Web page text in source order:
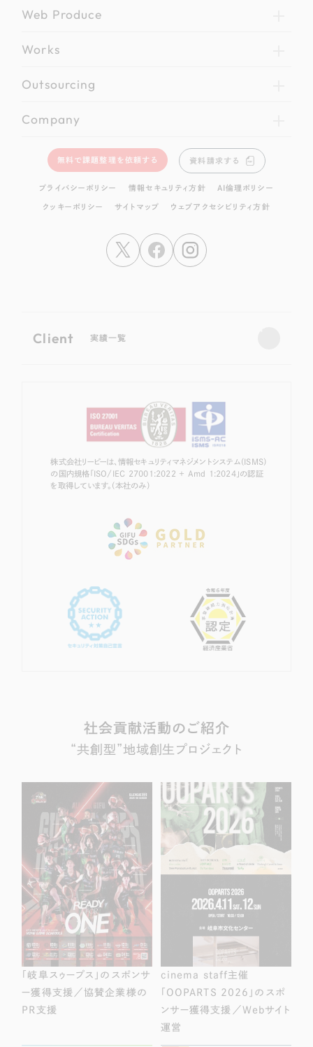
Web Produce
Works
Outsourcing
Company
無料で課題整理を依頼する 資料請求する
プライバシーポリシー 情報セキュリティ方針 AI倫理ポリシー
クッキーポリシー サイトマップ ウェブアクセシビリティ方針
Client 実績一覧
株式会社リーピーは、情報セキュリティマネジメントシステム（ISMS）
の国内規格「ISO/IEC 27001:2022 + Amd 1:2024」の認証
を取得しています。（本社のみ）
社会貢献活動のご紹介
“共創型”地域創生プロジェクト
「岐阜スゥープス」のスポンサ
ー獲得支援／協賛企業様の
PR支援
cinema staff主催
「OOPARTS 2026」のスポ
ンサー獲得支援／Webサイト
運営